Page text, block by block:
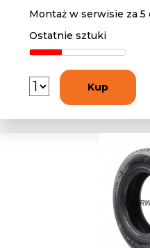
Montaż w serwisie za
Ostatnie sztuki
Kup